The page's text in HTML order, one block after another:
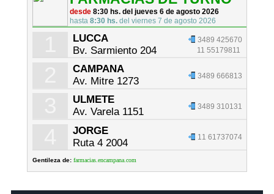
desde8:30 hs. del jueves 6 de agosto 2026
hasta8:30 hs. del viernes 7 de agosto 2026
LUCCA
Bv. Sarmiento 204
3489 425670
11 55179811
CAMPANA
Av. Mitre 1273
3489 666813
ULMETE
Av. Varela 1151
3489 310131
JORGE
Ruta 4 2004
11 61737074
Gentileza de: farmacias.encampana.com